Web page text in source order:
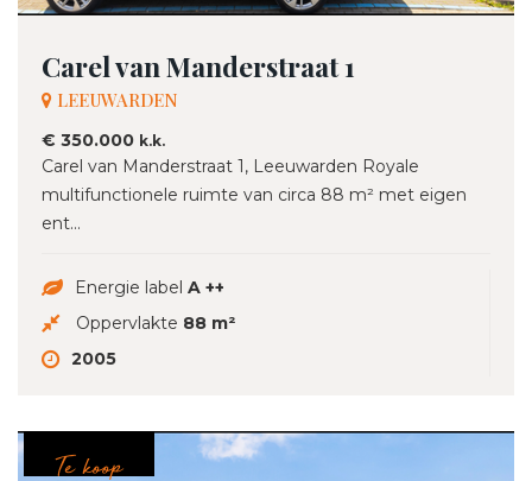
Carel van Manderstraat 1
LEEUWARDEN
€ 350.000 k.k.
Carel van Manderstraat 1, Leeuwarden Royale
multifunctionele ruimte van circa 88 m² met eigen
ent...
Energie label A ++
Oppervlakte 88 m²
2005
Te koop